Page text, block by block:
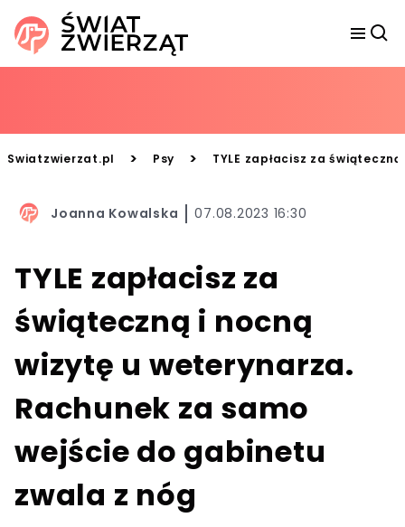
Swiatzwierzat.pl > Psy > TYLE zapłacisz za
Joanna Kowalska 07.08.2023 16:30
TYLE zapłacisz za
świąteczną i nocną
wizytę u weterynarza.
Rachunek za samo
wejście do gabinetu
zwala z nóg